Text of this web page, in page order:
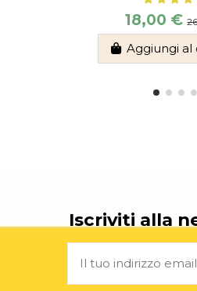
18,00 €
Aggiungi al
Iscriviti alla